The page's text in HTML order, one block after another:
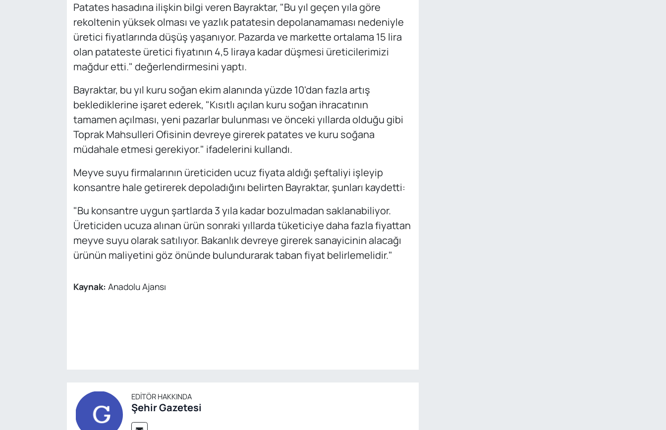
Patates hasadına ilişkin bilgi veren Bayraktar, "Bu yıl geçen yıla göre
rekoltenin yüksek olması ve yazlık patatesin depolanamaması nedeniyle
üretici fiyatlarında düşüş yaşanıyor. Pazarda ve markette ortalama 15 lira
olan patateste üretici fiyatının 4,5 liraya kadar düşmesi üreticilerimizi
mağdur etti." değerlendirmesini yaptı.
Bayraktar, bu yıl kuru soğan ekim alanında yüzde 10'dan fazla artış
beklediklerine işaret ederek, "Kısıtlı açılan kuru soğan ihracatının
tamamen açılması, yeni pazarlar bulunması ve önceki yıllarda olduğu gibi
Toprak Mahsulleri Ofisinin devreye girerek patates ve kuru soğana
müdahale etmesi gerekiyor." ifadelerini kullandı.
Meyve suyu firmalarının üreticiden ucuz fiyata aldığı şeftaliyi işleyip
konsantre hale getirerek depoladığını belirten Bayraktar, şunları kaydetti:
"Bu konsantre uygun şartlarda 3 yıla kadar bozulmadan saklanabiliyor.
Üreticiden ucuza alınan ürün sonraki yıllarda tüketiciye daha fazla fiyattan
meyve suyu olarak satılıyor. Bakanlık devreye girerek sanayicinin alacağı
ürünün maliyetini göz önünde bulundurarak taban fiyat belirlemelidir."
Kaynak: Anadolu Ajansı
EDITÖR HAKKINDA
Şehir Gazetesi